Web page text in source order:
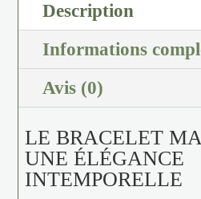
Description
Informations
Avis (0)
LE BRACELET
UNE ÉLÉGANCE
INTEMPORELLE